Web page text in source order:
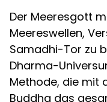
Der Meeresgott
Meereswellen,
Samadhi-Tor zu
Dharma-
Methode, die mit
Buddha das